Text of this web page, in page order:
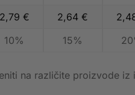
2,79 € 2,64€
10% 15%
na različite proizvode iz